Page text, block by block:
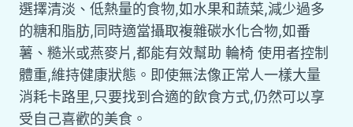
選擇清淡、低熱量的食物,如水果和蔬菜,減少過多
的糖和脂肪,同時適當攝取複雜碳水化合物,如番
薯、糙米或燕麥片,都能有效幫助 輪椅 使用者控制
體重,維持健康狀態。即使無法像正常人一樣大量
消耗卡路里,只要找到合適的飲食方式,仍然可以享
受自己喜歡的美食。